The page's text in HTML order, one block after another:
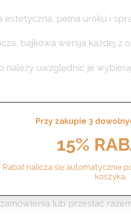
pełna uroku i
bajkowa wersja każdej z
uwzględnić je
twarze są dobrze
określony ubiór, inny
specjalna dedykacja.
lub przesłać
Przy zakupie 3
15%
Rabat nalicza się automatycznie
koszyka.